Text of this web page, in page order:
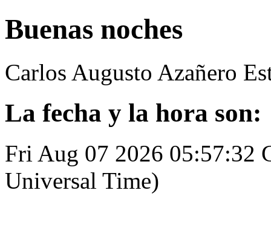
Buenas noches
Carlos Augusto Azañero
La fecha y la hora son:
Fri Aug 07 2026 05:57:32
Universal Time)